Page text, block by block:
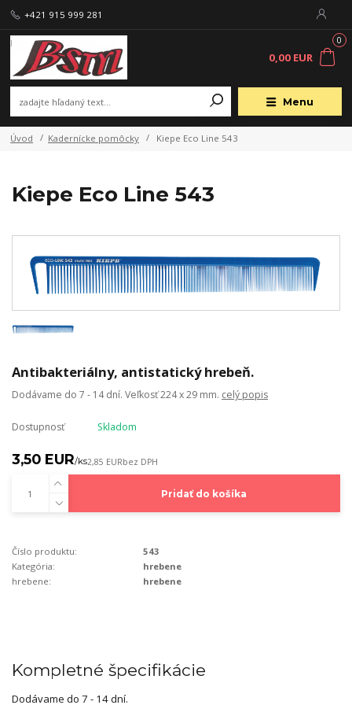
Menu
+421 915 999 281
0
0,00 EUR
Úvod Kadernícke pomôcky Kiepe Eco Line 543
Kiepe Eco Line 543
Antibakteriálny, antistatický hrebeň.
Dodávame do 7 - 14 dní. Veľkosť 224 x 29 mm. celý popis
Dostupnosť Skladom
3,50 EUR/ks2,85 EURbez DPH
Pridať do košíka
Číslo produktu:
543
Kategória:
hrebene
hrebene:
hrebene
Kompletné špecifikácie
Dodávame do 7 - 14 dní.